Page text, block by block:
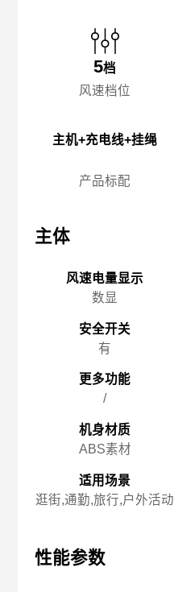
5档
风速档位
主机+充电线+挂绳
产品标配
主体
风速电量显示
数显
安全开关
有
更多功能
/
机身材质
ABS素材
适用场景
逛街,通勤,旅行,户外活动
性能参数